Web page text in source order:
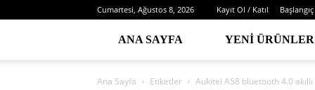
Cumartesi, Ağustos 8, 2026 Kayıt Ol / Katıl Başlangıç
ANA SAYFA YENI ÜRÜNLER
Ana Sayfa Etiketler Aukitel A58 bluetooth 4.0